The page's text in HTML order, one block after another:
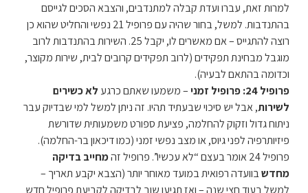
למרות זאת, עברו ועדת קבלה למתנדבים, והצבא הסכים לגייסם
בהתנדבות. למשל, בחור שהיה עם פרופיל 21 נפשי והחליט שהוא כן
רוצה להתגייס – אם מאשרים לו, יקבל 25. השירות בהתנדבות לרוב
מוגבל מבחינת תפקידים (לרוב תפקידים קרובים לבית, שירות מקוצר,
וכדומה בהתאם לבעיה).
פרופיל 24:
פרופיל זמני– משמעו שאתם כרגע לא כשירים
לשירות, אבל יש סיכוי שבעתיד תהיו. זה ניתן למשל למי שבדיוק עבר
ניתוח גדול וזקוק להחלמה, פציעת ספורט משמעותית שדורשת
פיזיותרפיה לפני גיוס, או מצב נפשי זמני (כמו דיכאון בר-החלמה).
פרופיל 24 אומר בעצם “לא עכשיו”. פרופיל זה
מחייב בדיקה
מחדשבוועדה רפואית במועד מאוחר יותר (הצבא יקבע תאריך –